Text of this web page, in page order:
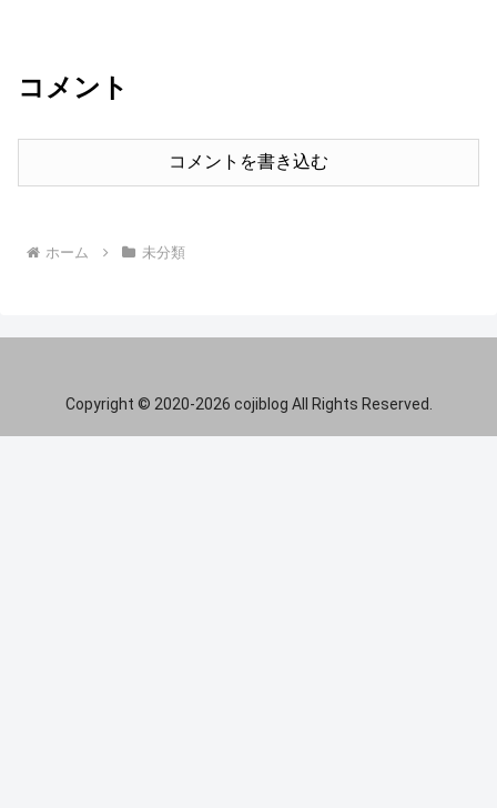
コメント
コメントを書き込む
ホーム 未分類
Copyright © 2020-2026 cojiblog All Rights Reserved.